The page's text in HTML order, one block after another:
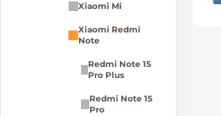
Xiaomi Mi
Xiaomi Redmi
Note
Redmi Note 15
Pro Plus
Redmi Note 15
Pro